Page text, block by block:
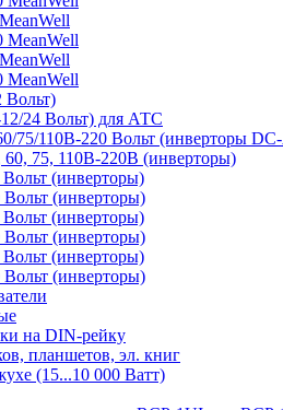
MeanWell
MeanWell
Вольт)
24 Вольт) для АТС
75/110В-220 Вольт (инверторы
60, 75, 110В-220В (инверторы)
(инверторы)
Вольт (инверторы)
(инверторы)
Вольт (инверторы)
(инверторы)
Вольт (инверторы)
на DIN-рейку
планшетов, эл. книг
(15...10 000 Ватт)